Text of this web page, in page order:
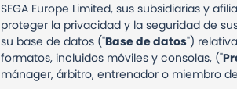
SEGA Europe Limited, sus subsidiarias y
proteger la privacidad y la seguridad de
su base de datos ("Base de datos")
formatos, incluidos móviles y consolas, ("
mánager, árbitro, entrenador o miembro